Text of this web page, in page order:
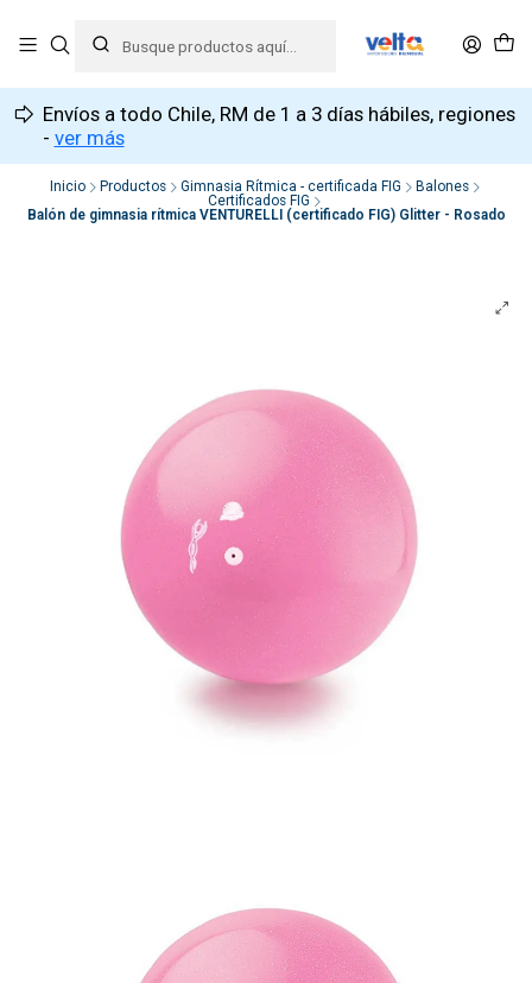
Envíos a todo Chile, RM de 1 a 3 días hábiles, regiones
- ver más
Inicio Productos Gimnasia Rítmica - certificada FIG
Balones
Certificados FIG
Balón de gimnasia rítmica VENTURELLI (certificado FIG) Glitter - Rosado